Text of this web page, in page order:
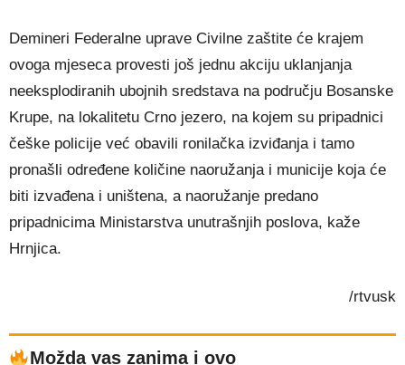
Demineri Federalne uprave Civilne zaštite će krajem
ovoga mjeseca provesti još jednu akciju uklanjanja
neeksplodiranih ubojnih sredstava na području Bosanske
Krupe, na lokalitetu Crno jezero, na kojem su pripadnici
češke policije već obavili ronilačka izviđanja i tamo
pronašli određene količine naoružanja i municije koja će
biti izvađena i uništena, a naoružanje predano
pripadnicima Ministarstva unutrašnjih poslova, kaže
Hrnjica.
/rtvusk
Možda vas zanima i ovo